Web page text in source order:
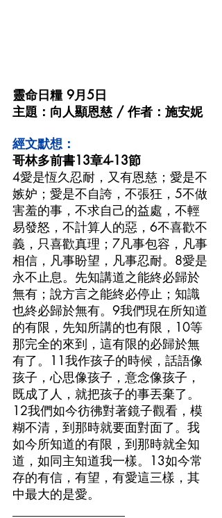
靈命日糧 9月5日
主題：向人顯恩慈 / 作者：施安妮
經文默想：
哥林多前書13章4-13節
4愛是恆久忍耐，又有恩慈；愛是不
嫉妒；愛是不自誇，不張狂，5不做
害羞的事，不求自己的益處，不輕
易發怒，不計算人的惡，6不喜歡不
義，只喜歡真理；7凡事包容，凡事
相信，凡事盼望，凡事忍耐。8愛是
永不止息。先知講道之能終必歸於
無有；說方言之能終必停止；知識
也終必歸於無有。9我們現在所知道
的有限，先知所講的也有限，10等
那完全的來到，這有限的必歸於無
有了。11我作孩子的時候，話語像
孩子，心思像孩子，意念像孩子，
既成了人，就把孩子的事丟棄了。
12我們如今彷彿對著鏡子觀看，模
糊不清，到那時就要面對面了。我
如今所知道的有限，到那時就全知
道，如同主知道我一樣。13如今常
存的有信，有望，有愛這三樣，其
中最大的是愛。